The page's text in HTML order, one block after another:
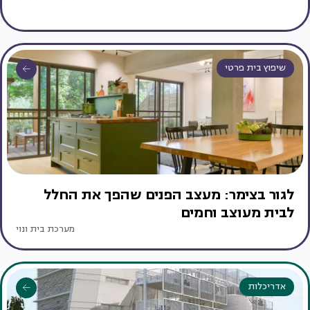
שיפוץ בית פרטי
לגור בצימר: מעצב הפנים שהפך את החלל
לבית מעוצב וחמים
מערכת בית ונוי
אדריכלות